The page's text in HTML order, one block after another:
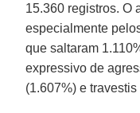
15.360 registros. O
especialmente
que saltaram
expressivo de
(1.607%) e travestis